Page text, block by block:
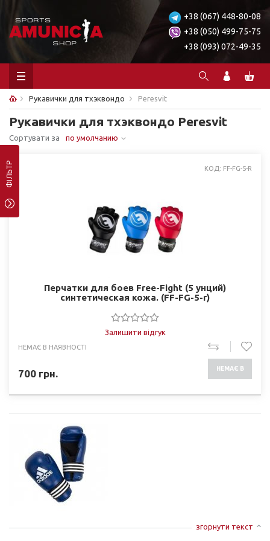
+38 (067) 448-80-08
+38 (050) 499-75-75
+38 (093) 072-49-35
Рукавички для тхэквондо Peresvit
Рукавички для тхэквондо Peresvit
Сортувати за по умолчанию
ФІЛЬТР КОД: FF-FG-5-R
Перчатки для боев Free-Fight (5 унций)
синтетическая кожа. (FF-FG-5-r)
Залишити відгук
НЕМАЄ В НАЯВНОСТІ
700 грн. НЕМАЄ В
згорнути текст